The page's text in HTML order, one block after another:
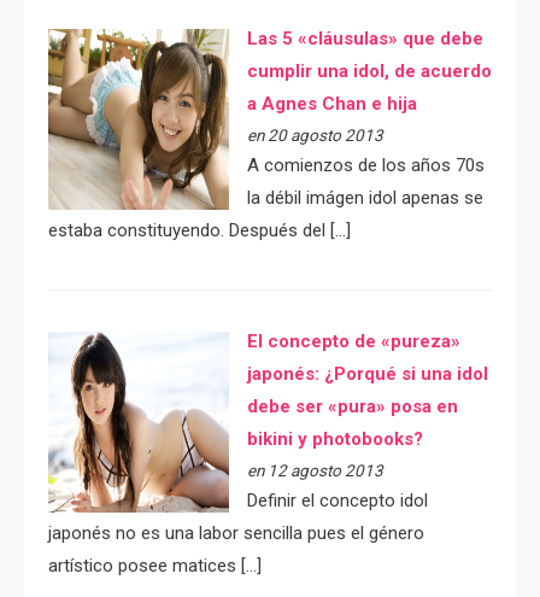
Las 5 «cláusulas» que debe
cumplir una idol, de acuerdo
a Agnes Chan e hija
en 20 agosto 2013
A comienzos de los años 70s
la débil imágen idol apenas se
estaba constituyendo. Después del […]
El concepto de «pureza»
japonés: ¿Porqué si una idol
debe ser «pura» posa en
bikini y photobooks?
en 12 agosto 2013
Definir el concepto idol
japonés no es una labor sencilla pues el género
artístico posee matices […]